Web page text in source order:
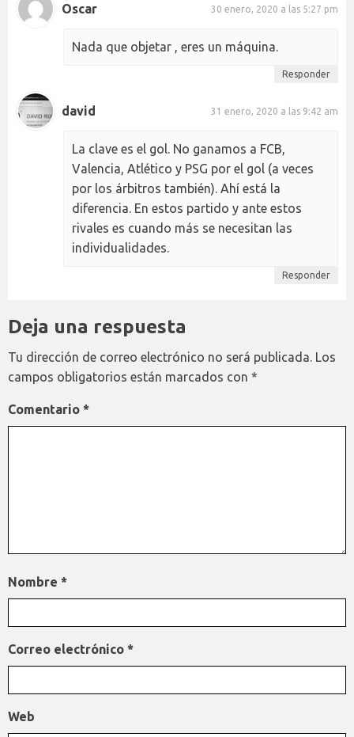
Oscar 30 enero, 2020 a las 5:27 pm
Nada que objetar , eres un máquina.
Responder
david 31 enero, 2020 a las 9:42 am
La clave es el gol. No ganamos a FCB,
Valencia, Atlético y PSG por el gol (a veces
por los árbitros también). Ahí está la
diferencia. En estos partido y ante estos
rivales es cuando más se necesitan las
individualidades.
Responder
Deja una respuesta
Tu dirección de correo electrónico no será publicada. Los
campos obligatorios están marcados con *
Comentario *
Nombre *
Correo electrónico *
Web